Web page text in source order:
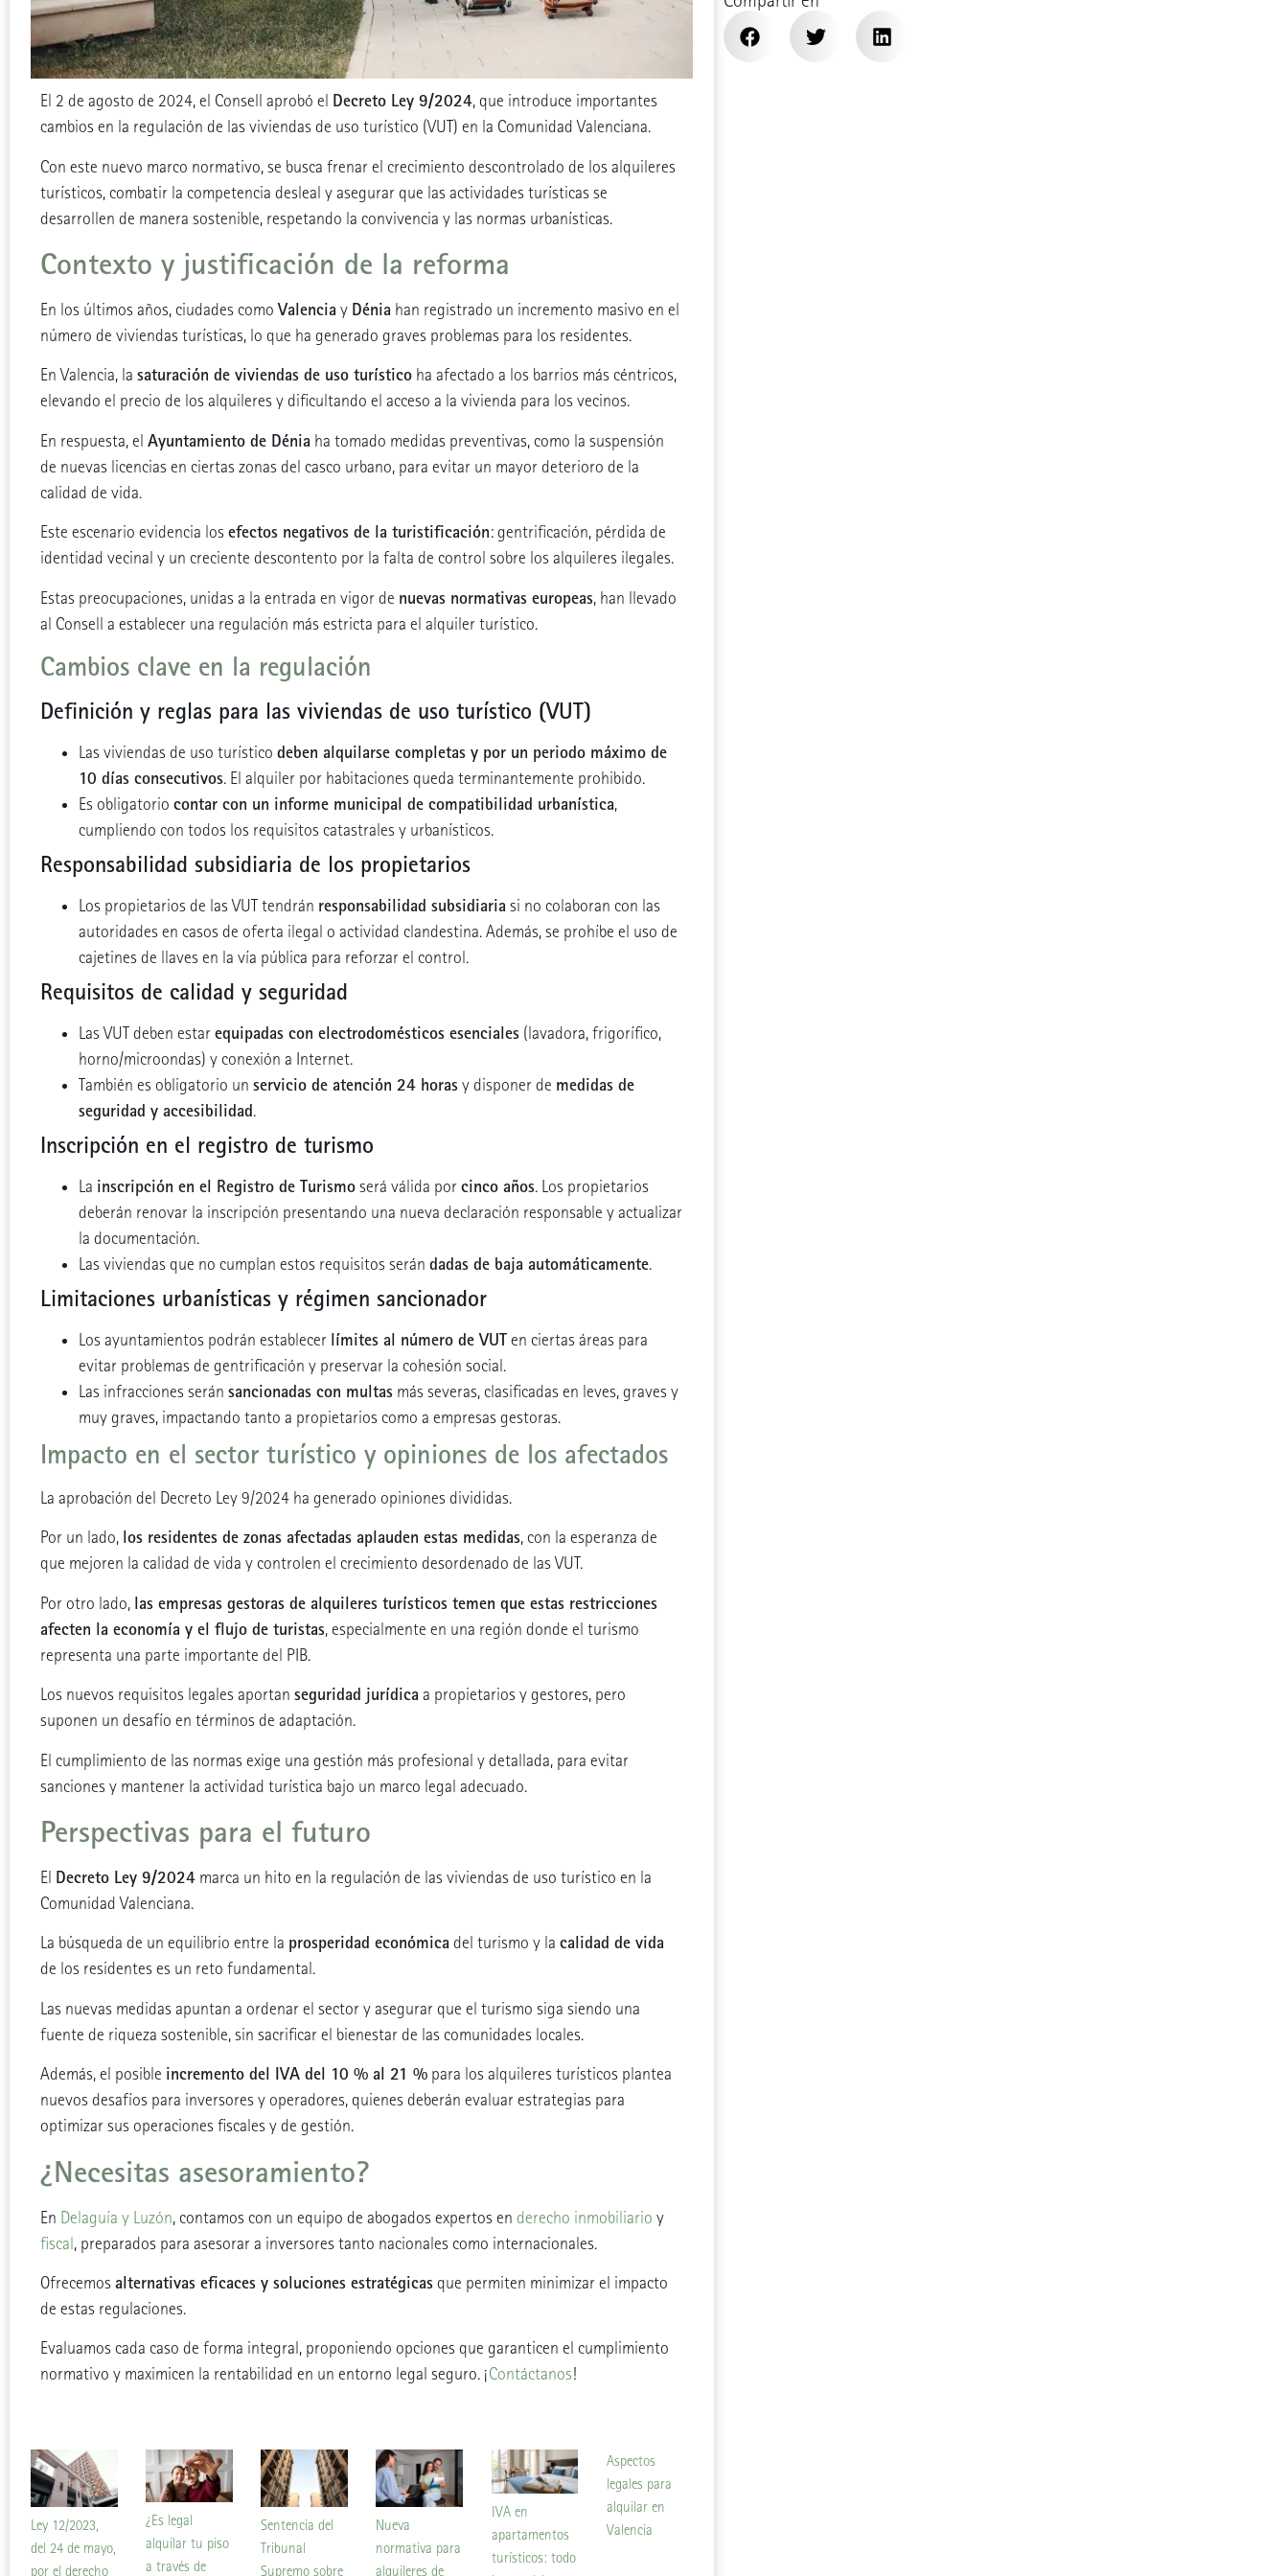
El 2 de agosto de 2024, el Consell aprobó el Decreto Ley 9/2024, que introduce importantes
cambios en la regulación de las viviendas de uso turístico (VUT) en la Comunidad Valenciana.
Con este nuevo marco normativo, se busca frenar el crecimiento descontrolado de los alquileres
turísticos, combatir la competencia desleal y asegurar que las actividades turísticas se
desarrollen de manera sostenible, respetando la convivencia y las normas urbanísticas.
Contexto y justificación de la reforma
En los últimos años, ciudades comoValencia y Dénia han registrado un incremento masivo en el
número de viviendas turísticas, lo que ha generado graves problemas para los residentes.
En Valencia, lasaturación de viviendas de uso turístico ha afectado a los barrios más céntricos,
elevando el precio de los alquileres y dificultando el acceso a la vivienda para los vecinos.
En respuesta, elAyuntamiento de Dénia ha tomado medidas preventivas, como la suspensión
de nuevas licencias en ciertas zonas del casco urbano, para evitar un mayor deterioro de la
calidad de vida.
Este escenario evidencia losefectos negativos de la turistificación: gentrificación, pérdida de
identidad vecinal y un creciente descontento por la falta de control sobre los alquileres ilegales.
Estas preocupaciones, unidas a la entrada en vigor de nuevas normativas europeas, han llevado
al Consell a establecer una regulación más estricta para el alquiler turístico.
Cambios clave en la regulación
Definición y reglas para las viviendas de uso turístico (VUT)
Las viviendas de uso turísticodeben alquilarse completas y por un periodo máximo de
10 días consecutivos. El alquiler por habitaciones queda terminantemente prohibido.
Es obligatoriocontar con un informe municipal de compatibilidad urbanística,
cumpliendo con todos los requisitos catastrales y urbanísticos.
Responsabilidad subsidiaria de los propietarios
Los propietarios de las VUT tendrán responsabilidad subsidiaria si no colaboran con las
autoridades en casos de oferta ilegal o actividad clandestina. Además, se prohíbe el uso de
cajetines de llaves en la vía pública para reforzar el control.
Requisitos de calidad y seguridad
Las VUT deben estarequipadas con electrodomésticos esenciales (lavadora, frigorífico,
horno/microondas) y conexión a Internet.
También es obligatorio unservicio de atención 24 horasy disponer de medidas de
seguridad y accesibilidad.
Inscripción en el registro de turismo
La inscripción en el Registro de Turismoserá válida porcinco años. Los propietarios
deberán renovar la inscripción presentando una nueva declaración responsable y actualizar
la documentación.
Las viviendas que no cumplan estos requisitos serándadas de baja automáticamente.
Limitaciones urbanísticas y régimen sancionador
Los ayuntamientos podrán establecer límites al número de VUTen ciertas áreas para
evitar problemas de gentrificación y preservar la cohesión social.
Las infracciones seránsancionadas con multas más severas, clasificadas en leves, graves y
muy graves, impactando tanto a propietarios como a empresas gestoras.
Impacto en el sector turístico y opiniones de los afectados
La aprobación del Decreto Ley 9/2024 ha generado opiniones divididas.
Por un lado, los residentes de zonas afectadas aplauden estas medidas, con la esperanza de
que mejoren la calidad de vida y controlen el crecimiento desordenado de las VUT.
Por otro lado, las empresas gestoras de alquileres turísticos temen que estas restricciones
afecten la economía y el flujo de turistas, especialmente en una región donde el turismo
representa una parte importante del PIB.
Los nuevos requisitos legales aportanseguridad jurídica a propietarios y gestores, pero
suponen un desafío en términos de adaptación.
El cumplimiento de las normas exige una gestión más profesional y detallada, para evitar
sanciones y mantener la actividad turística bajo un marco legal adecuado.
Perspectivas para el futuro
El Decreto Ley 9/2024 marca un hito en la regulación de las viviendas de uso turístico en la
Comunidad Valenciana.
La búsqueda de un equilibrio entre la prosperidad económica del turismo y lacalidad de vida
de los residentes es un reto fundamental.
Las nuevas medidas apuntan a ordenar el sector y asegurar que el turismo siga siendo una
fuente de riqueza sostenible, sin sacrificar el bienestar de las comunidades locales.
Además, el posible incremento del IVA del 10 % al 21 % para los alquileres turísticos plantea
nuevos desafíos para inversores y operadores, quienes deberán evaluar estrategias para
optimizar sus operaciones fiscales y de gestión.
¿Necesitas asesoramiento?
En Delaguía y Luzón, contamos con un equipo de abogados expertos en derecho inmobiliario y
fiscal, preparados para asesorar a inversores tanto nacionales como internacionales.
Ofrecemosalternativas eficaces y soluciones estratégicasque permiten minimizar el impacto
de estas regulaciones.
Evaluamos cada caso de forma integral, proponiendo opciones que garanticen el cumplimiento
normativo y maximicen la rentabilidad en un entorno legal seguro. ¡Contáctanos!
Ley 12/2023,
del 24 de mayo,
por el derecho
¿Es legal
alquilar tu piso
a través de
Sentencia del
Tribunal
Supremo sobre
Nueva
normativa para
alquileres de
IVA en
apartamentos
turísticos: todo
Aspectos
legales para
alquilar en
Valencia